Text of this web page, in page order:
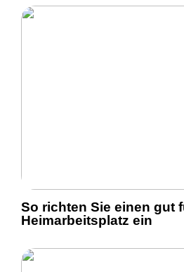
So richten Sie einen gut
Heimarbeitsplatz ein